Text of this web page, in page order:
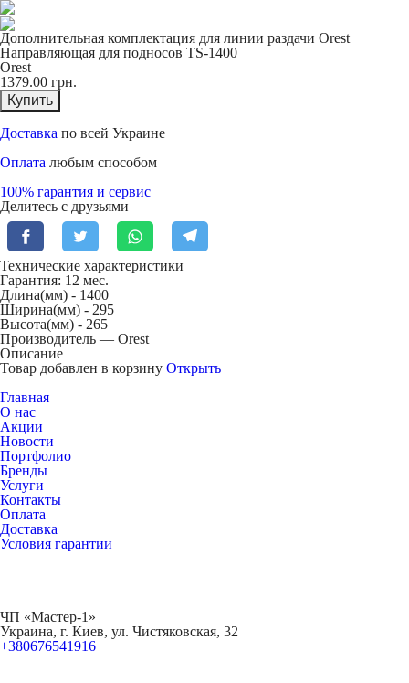
Дополнительная комплектация для линии раздачи Orest
Направляющая для подносов TS-1400
Orest
1379.00 грн.
Купить
Доставка по всей Украине
Оплата любым способом
100% гарантия и сервис
Делитесь с друзьями
Технические характеристики
Гарантия: 12 мес.
Длина(мм) - 1400
Ширина(мм) - 295
Высота(мм) - 265
Производитель — Orest
Описание
Товар добавлен в корзину Открыть
Главная
О нас
Акции
Новости
Портфолио
Бренды
Услуги
Контакты
Оплата
Доставка
Условия гарантии
ЧП «Мастер-1»
Украина, г. Киев, ул. Чистяковская, 32
+380676541916